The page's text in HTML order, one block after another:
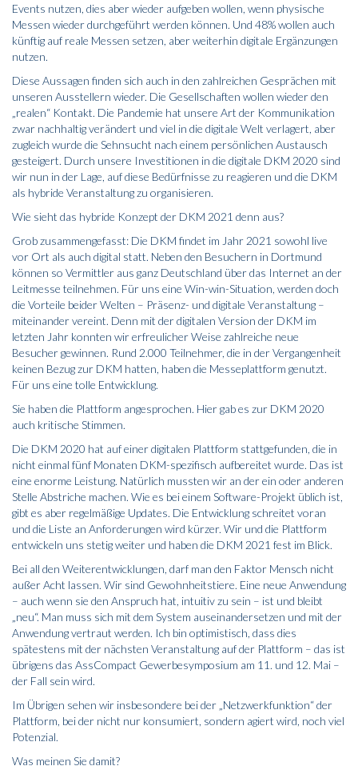
Events nutzen, dies aber wieder aufgeben wollen, wenn physische
Messen wieder durchgeführt werden können. Und 48% wollen auch
künftig auf reale Messen setzen, aber weiterhin digitale Ergänzungen
nutzen.
Diese Aussagen finden sich auch in den zahlreichen Gesprächen mit
unseren Ausstellern wieder. Die Gesellschaften wollen wieder den
„realen“ Kontakt. Die Pandemie hat unsere Art der Kommunikation
zwar nachhaltig verändert und viel in die digitale Welt verlagert, aber
zugleich wurde die Sehnsucht nach einem persönlichen Austausch
gesteigert. Durch unsere Investitionen in die digitale DKM 2020 sind
wir nun in der Lage, auf diese Bedürfnisse zu reagieren und die DKM
als hybride Veranstaltung zu organisieren.
Wie sieht das hybride Konzept der DKM 2021 denn aus?
Grob zusammengefasst: Die DKM findet im Jahr 2021 sowohl live
vor Ort als auch digital statt. Neben den Besuchern in Dortmund
können so Vermittler aus ganz Deutschland über das Internet an der
Leitmesse teilnehmen. Für uns eine Win-win-Situation, werden doch
die Vorteile beider Welten – Präsenz- und digitale Veranstaltung –
miteinander vereint. Denn mit der digitalen Version der DKM im
letzten Jahr konnten wir erfreulicher Weise zahlreiche neue
Besucher gewinnen. Rund 2.000 Teilnehmer, die in der Vergangenheit
keinen Bezug zur DKM hatten, haben die Messeplattform genutzt.
Für uns eine tolle Entwicklung.
Sie haben die Plattform angesprochen. Hier gab es zur DKM 2020
auch kritische Stimmen.
Die DKM 2020 hat auf einer digitalen Plattform stattgefunden, die in
nicht einmal fünf Monaten DKM-spezifisch aufbereitet wurde. Das ist
eine enorme Leistung. Natürlich mussten wir an der ein oder anderen
Stelle Abstriche machen. Wie es bei einem Software-Projekt üblich ist,
gibt es aber regelmäßige Updates. Die Entwicklung schreitet voran
und die Liste an Anforderungen wird kürzer. Wir und die Plattform
entwickeln uns stetig weiter und haben die DKM 2021 fest im Blick.
Bei all den Weiterentwicklungen, darf man den Faktor Mensch nicht
außer Acht lassen. Wir sind Gewohnheitstiere. Eine neue Anwendung
– auch wenn sie den Anspruch hat, intuitiv zu sein – ist und bleibt
„neu“. Man muss sich mit dem System auseinandersetzen und mit der
Anwendung vertraut werden. Ich bin optimistisch, dass dies
spätestens mit der nächsten Veranstaltung auf der Plattform – das ist
übrigens das AssCompact Gewerbesymposium am 11. und 12. Mai –
der Fall sein wird.
Im Übrigen sehen wir insbesondere bei der „Netzwerkfunktion“ der
Plattform, bei der nicht nur konsumiert, sondern agiert wird, noch viel
Potenzial.
Was meinen Sie damit?